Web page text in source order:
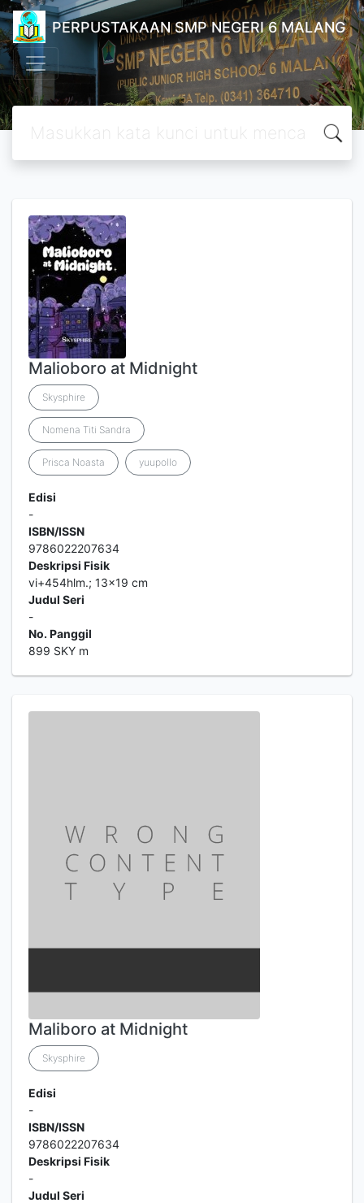
PERPUSTAKAAN SMP NEGERI 6 MALANG
Malioboro at Midnight
Skysphire
Nomena Titi Sandra
Prisca Noasta yuupollo
Edisi
-
ISBN/ISSN
9786022207634
Deskripsi Fisik
vi+454hlm.; 13x19 cm
Judul Seri
-
No. Panggil
899 SKY m
Maliboro at Midnight
Skysphire
Edisi
-
ISBN/ISSN
9786022207634
Deskripsi Fisik
-
Judul Seri